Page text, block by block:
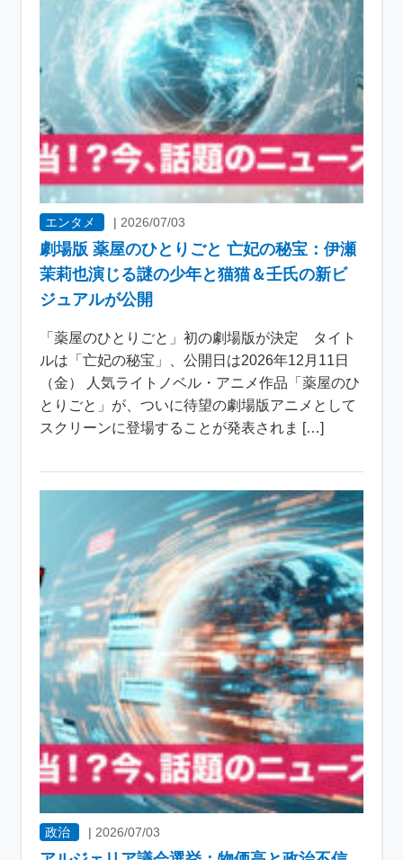
エンタメ | 2026/07/03
劇場版 薬屋のひとりごと 亡妃の秘宝：伊瀬
茉莉也演じる謎の少年と猫猫＆壬氏の新ビ
ジュアルが公開
「薬屋のひとりごと」初の劇場版が決定 タイト
ルは「亡妃の秘宝」、公開日は2026年12月11日
（金） 人気ライトノベル・アニメ作品「薬屋のひ
とりごと」が、ついに待望の劇場版アニメとして
スクリーンに登場することが発表されま […]
政治 | 2026/07/03